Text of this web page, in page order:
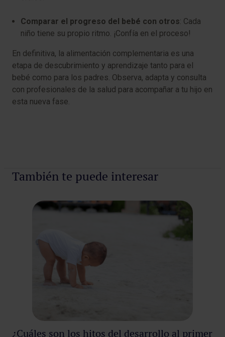
Comparar el progreso del bebé con otros: Cada
niño tiene su propio ritmo. ¡Confía en el proceso!
En definitiva, la alimentación complementaria es una
etapa de descubrimiento y aprendizaje tanto para el
bebé como para los padres. Observa, adapta y consulta
con profesionales de la salud para acompañar a tu hijo en
esta nueva fase.
También te puede interesar
¿Cuáles son los hitos del desarrollo al primer